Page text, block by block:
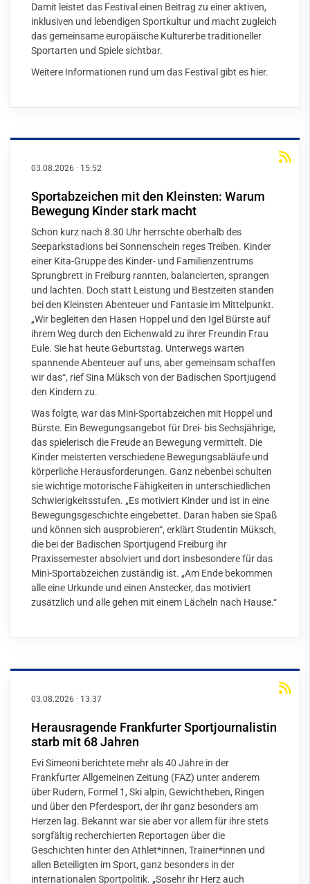
Damit leistet das Festival einen Beitrag zu einer aktiven,
inklusiven und lebendigen Sportkultur und macht zugleich
das gemeinsame europäische Kulturerbe traditioneller
Sportarten und Spiele sichtbar.
Weitere Informationen rund um das Festival gibt es hier.
03.08.2026 · 15:52
Sportabzeichen mit den Kleinsten: Warum
Bewegung Kinder stark macht
Schon kurz nach 8.30 Uhr herrschte oberhalb des
Seeparkstadions bei Sonnenschein reges Treiben. Kinder
einer Kita-Gruppe des Kinder- und Familienzentrums
Sprungbrett in Freiburg rannten, balancierten, sprangen
und lachten. Doch statt Leistung und Bestzeiten standen
bei den Kleinsten Abenteuer und Fantasie im Mittelpunkt.
„Wir begleiten den Hasen Hoppel und den Igel Bürste auf
ihrem Weg durch den Eichenwald zu ihrer Freundin Frau
Eule. Sie hat heute Geburtstag. Unterwegs warten
spannende Abenteuer auf uns, aber gemeinsam schaffen
wir das“, rief Sina Müksch von der Badischen Sportjugend
den Kindern zu.
Was folgte, war das Mini-Sportabzeichen mit Hoppel und
Bürste. Ein Bewegungsangebot für Drei- bis Sechsjährige,
das spielerisch die Freude an Bewegung vermittelt. Die
Kinder meisterten verschiedene Bewegungsabläufe und
körperliche Herausforderungen. Ganz nebenbei schulten
sie wichtige motorische Fähigkeiten in unterschiedlichen
Schwierigkeitsstufen. „Es motiviert Kinder und ist in eine
Bewegungsgeschichte eingebettet. Daran haben sie Spaß
und können sich ausprobieren“, erklärt Studentin Müksch,
die bei der Badischen Sportjugend Freiburg ihr
Praxissemester absolviert und dort insbesondere für das
Mini-Sportabzeichen zuständig ist. „Am Ende bekommen
alle eine Urkunde und einen Anstecker, das motiviert
zusätzlich und alle gehen mit einem Lächeln nach Hause.“
03.08.2026 · 13:37
Herausragende Frankfurter Sportjournalistin
starb mit 68 Jahren
Evi Simeoni berichtete mehr als 40 Jahre in der
Frankfurter Allgemeinen Zeitung (FAZ) unter anderem
über Rudern, Formel 1, Ski alpin, Gewichtheben, Ringen
und über den Pferdesport, der ihr ganz besonders am
Herzen lag. Bekannt war sie aber vor allem für ihre stets
sorgfältig recherchierten Reportagen über die
Geschichten hinter den Athlet*innen, Trainer*innen und
allen Beteiligten im Sport, ganz besonders in der
internationalen Sportpolitik. „Sosehr ihr Herz auch